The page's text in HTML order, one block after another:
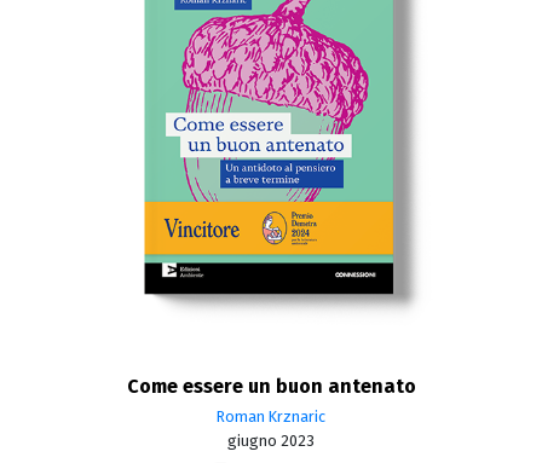
Come essere un buon antenato
Roman Krznaric
giugno 2023